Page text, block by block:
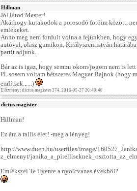
Hillman
Jól látod Mester!
Akárhogy kutakodok a porosodó fotóim között,
emlékeket.
Anno meg nem fordult volna a fejünkben, hogy
autóval, olasz gumikon, Királyszentistván
partit adjunk.
Bár az is igaz, hogy semmi okom/jogom nem is
Pl. sosem voltam hétszeres Magyar Bajnok (hogy
említsek......)
Előzmény: dictus magister 374. 2016-05-27 20:40:40
dictus magister
Hillman!
Ez ám a rallis élet! -meg a lényeg!
http://www.duen.hu/userfiles/image/
z_elmenyt/
Emlékszel Te ilyenre a nyolcvanas évekből?